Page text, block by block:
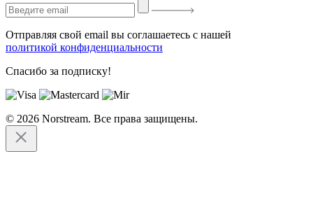
Отправляя свой email вы соглашаетесь с нашей
политикой конфиденциальности
Спасибо за подписку!
© 2026 Norstream. Все права защищены.